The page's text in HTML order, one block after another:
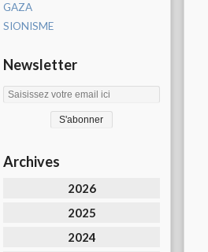
GAZA
SIONISME
Newsletter
Archives
2026
2025
2024